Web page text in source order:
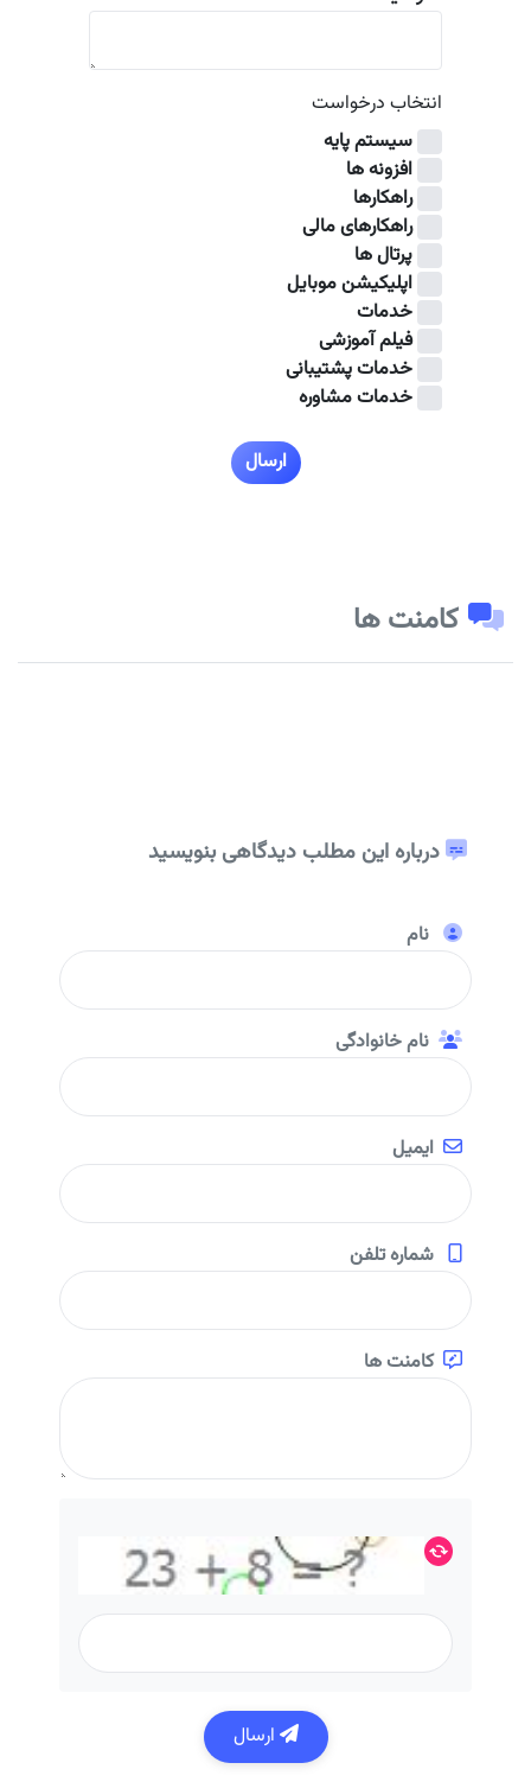
انتخاب درخواست
سیستم پایه
افزونه ها
راهکارها
راهکارهای مالی
پرتال ها
اپلیکیشن موبایل
خدمات
فیلم آموزشی
خدمات پشتیبانی
خدمات مشاوره
ارسال
کامنت ها
درباره این مطلب دیدگاهی بنویسید
نام
نام خانوادگی
ایمیل
شماره تلفن
کامنت ها